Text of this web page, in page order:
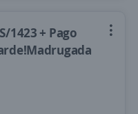
1423 + Pago